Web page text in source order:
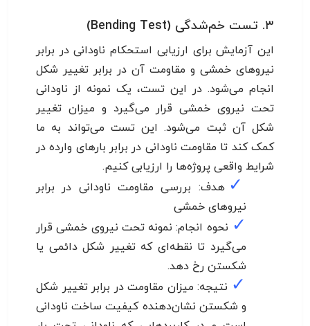
۳. تست خم‌شدگی (Bending Test)
این آزمایش برای ارزیابی استحکام ناودانی در برابر
نیروهای خمشی و مقاومت آن در برابر تغییر شکل
انجام می‌شود. در این تست، یک نمونه از ناودانی
تحت نیروی خمشی قرار می‌گیرد و میزان تغییر
شکل آن ثبت می‌شود. این تست می‌تواند به ما
کمک کند تا مقاومت ناودانی در برابر بارهای وارده در
شرایط واقعی پروژه‌ها را ارزیابی کنیم.
✓ هدف: بررسی مقاومت ناودانی در برابر
نیروهای خمشی
✓ نحوه انجام: نمونه تحت نیروی خمشی قرار
می‌گیرد تا نقطه‌ای که تغییر شکل دائمی یا
شکستن رخ دهد.
✓ نتیجه: میزان مقاومت در برابر تغییر شکل
و شکستن نشان‌دهنده کیفیت ساخت ناودانی